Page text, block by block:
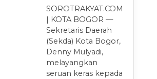
SOROTRAKYAT.COM
| KOTA BOGOR —
Sekretaris Daerah
(Sekda) Kota Bogor,
Denny Mulyadi,
melayangkan
seruan keras kepada